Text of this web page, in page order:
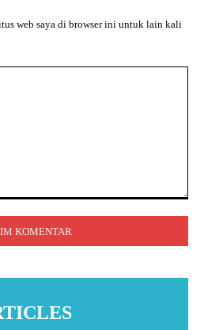
web saya di browser ini untuk lain kali